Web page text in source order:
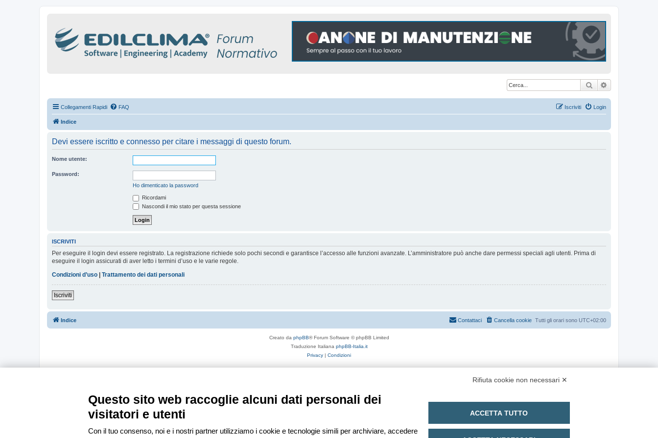
Cerca
Collegamenti Rapidi FAQ Login
Iscriviti
Indice
Devi essere iscritto e connesso per citare i messaggi di questo forum.
Nome utente:
Password:
Ho dimenticato la password
Ricordami
Nascondi il mio stato per questa sessione
ISCRIVITI
Per eseguire il login devi essere registrato. La registrazione richiede solo pochi secondi e garantisce l’accesso alle funzioni avanzate. L’amministratore può anche dare permessi speciali agli utenti. Prima di
eseguire il login assicurati di aver letto i termini d’uso e le varie regole.
Condizioni d’uso | Trattamento dei dati personali
Iscriviti
Indice Tutti gli orari sono UTC+02:00
Cancella cookie
Contattaci
Creato da phpBB® Forum Software © phpBB Limited
Traduzione Italiana phpBB-Italia.it
Privacy | Condizioni
Rifiuta cookie non necessari ✕
Questo sito web raccoglie alcuni dati personali dei
visitatori e utenti
Con il tuo consenso, noi e i nostri partner utilizziamo i cookie e tecnologie simili per archiviare, accedere
ACCETTA TUTTO